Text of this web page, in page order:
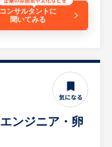
抽出（等級・評価・
改善サイクルの設計
策の立案・実行
ディング／研修プロ
コンサルタントに
聞いてみる
ンジニア・卵